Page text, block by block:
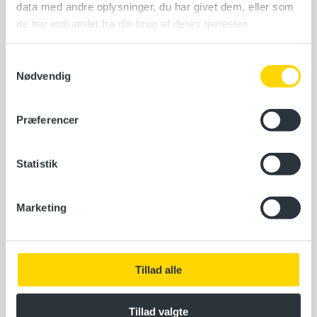
data med andre oplysninger, du har givet dem, eller som
de har indsamlet fra din brug af deres tjenester.
Nødvendig
Præferencer
Statistik
Marketing
Tillad alle
Tillad valgte
North Sea College, Ærøvej 9, 7680 Thyborøn
Vælg en dato
Læs mere
Søsikkerhed-Brand STCW VI/1-1 og VI/1-2
20. januar 2026
Læs mere